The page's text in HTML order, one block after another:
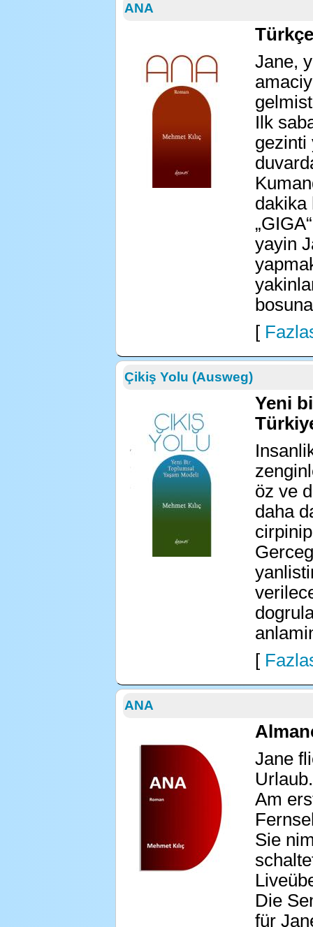
ANA
Jane,
Ilk
gezinti
dakika
yayin
[
Çikiş Yolu (Ausweg)
Yeni
öz ve
daha
[
ANA
Jane
Urlaub.
Am
Sie
Die
für